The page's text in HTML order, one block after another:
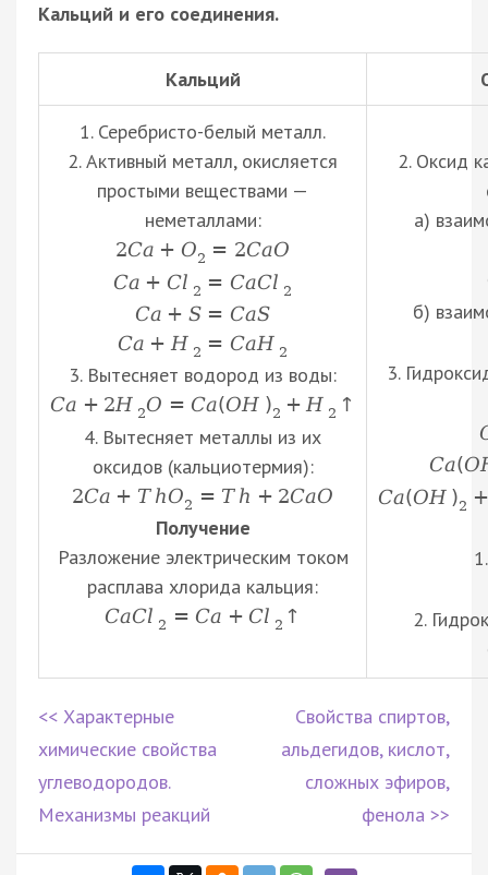
Кальций и его соединения.
Кальций
1. Серебристо-белый металл.
2. Активный металл, окисляется
простыми веществами —
неметаллами:
2Ca + O2 = 2CaO
Ca + Cl 2 = CaCl 2
Ca + S = CaS
Ca + H 2 = CaH 2
3. Вытесняет водород из воды:
Ca + 2H 2O = Ca(OH )2 + H 2 ↑
4. Вытесняет металлы из их
оксидов (кальциотермия):
2Ca + T hO2 = T h + 2CaO
Получение
Разложение электрическим током
расплава хлорида кальция:
CaCl 2 = Ca + Cl 2 ↑
2. Оксид
а)
б)
3.
Ca(O
Ca(OH )2 +
2.
<< Характерные
химические свойства
углеводородов.
Механизмы реакций
Свойства спиртов,
альдегидов, кислот,
сложных эфиров,
фенола >>